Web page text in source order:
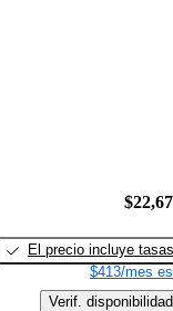
El precio incluye tasas
$413/mes
Verif. disponibilidad